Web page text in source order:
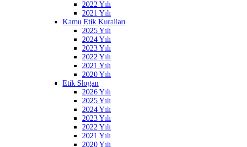
2022 Yılı
2021 Yılı
Kamu Etik Kuralları
2025 Yılı
2024 Yılı
2023 Yılı
2022 Yılı
2021 Yılı
2020 Yılı
Etik Slogan
2026 Yılı
2025 Yılı
2024 Yılı
2023 Yılı
2022 Yılı
2021 Yılı
2020 Yılı